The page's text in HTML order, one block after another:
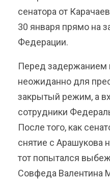
сенатора от
30 января прямо на
Федерации.
Перед задержанием
неожиданно для
закрытый режим, а
сотрудники
После того, как
снятие с Арашукова
тот попытался
Совфеда Валентина